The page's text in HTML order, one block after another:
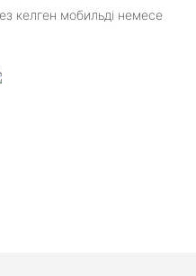
келген мобильді немесе